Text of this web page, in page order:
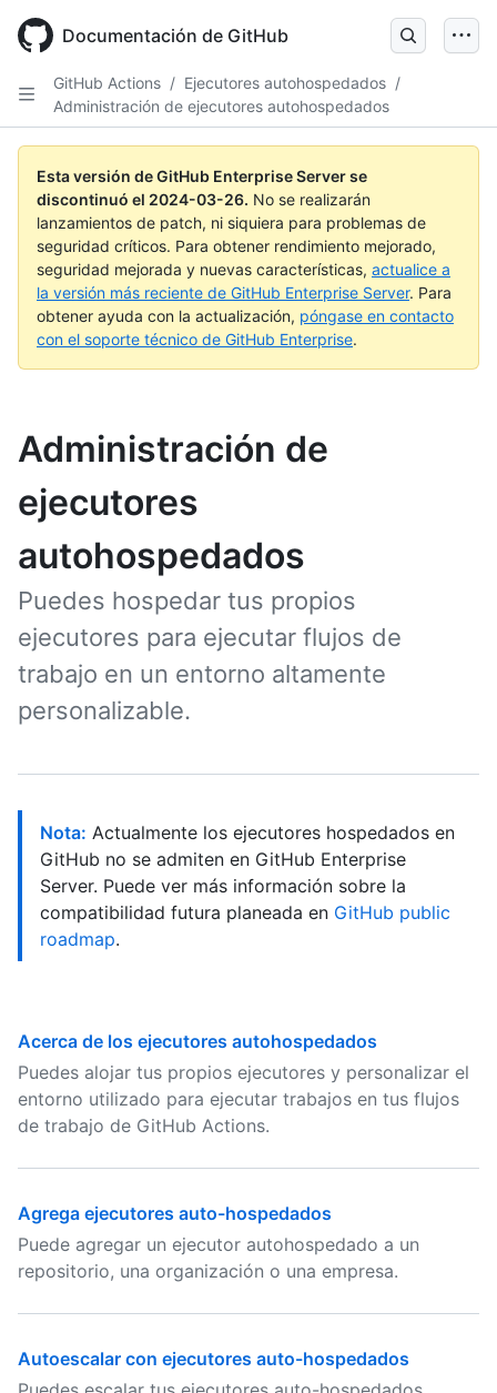
main
Documentación de GitHub
GitHub Actions / Ejecutores autohospedados /
Administración de ejecutores autohospedados
Esta versión de GitHub Enterprise Server se
discontinuó el 2024-03-26. No se realizarán
lanzamientos de patch, ni siquiera para problemas de
seguridad críticos. Para obtener rendimiento mejorado,
seguridad mejorada y nuevas características, actualice a
la versión más reciente de GitHub Enterprise Server. Para
obtener ayuda con la actualización, póngase en contacto
con el soporte técnico de GitHub Enterprise.
Administración de
ejecutores
autohospedados
Puedes hospedar tus propios
ejecutores para ejecutar flujos de
trabajo en un entorno altamente
personalizable.
Nota: Actualmente los ejecutores hospedados en
GitHub no se admiten en GitHub Enterprise
Server. Puede ver más información sobre la
compatibilidad futura planeada en GitHub public
roadmap.
Acerca de los ejecutores autohospedados
Puedes alojar tus propios ejecutores y personalizar el
entorno utilizado para ejecutar trabajos en tus flujos
de trabajo de GitHub Actions.
Agrega ejecutores auto-hospedados
Puede agregar un ejecutor autohospedado a un
repositorio, una organización o una empresa.
Autoescalar con ejecutores auto-hospedados